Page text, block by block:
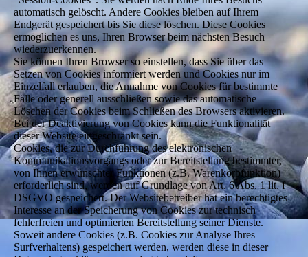
automatisch gelöscht. Andere Cookies bleiben auf Ihrem
Endgerät gespeichert bis Sie diese löschen. Diese Cookies
ermöglichen es uns, Ihren Browser beim nächsten Besuch
wiederzuerkennen.
Sie können Ihren Browser so einstellen, dass Sie über das
Setzen von Cookies informiert werden und Cookies nur im
Einzelfall erlauben, die Annahme von Cookies für bestimmte
Fälle oder generell ausschließen sowie das automatische
Löschen der Cookies beim Schließen des Browsers aktivieren.
Bei der Deaktivierung von Cookies kann die Funktionalität
dieser Website eingeschränkt sein.
Cookies, die zur Durchführung des elektronischen
Kommunikationsvorgangs oder zur Bereitstellung bestimmter,
von Ihnen erwünschter Funktionen (z.B. Warenkorbfunktion)
erforderlich sind, werden auf Grundlage von Art. 6 Abs. 1 lit. f
DSGVO gespeichert. Der Websitebetreiber hat ein berechtigtes
Interesse an der Speicherung von Cookies zur technisch
fehlerfreien und optimierten Bereitstellung seiner Dienste.
Soweit andere Cookies (z.B. Cookies zur Analyse Ihres
Surfverhaltens) gespeichert werden, werden diese in dieser